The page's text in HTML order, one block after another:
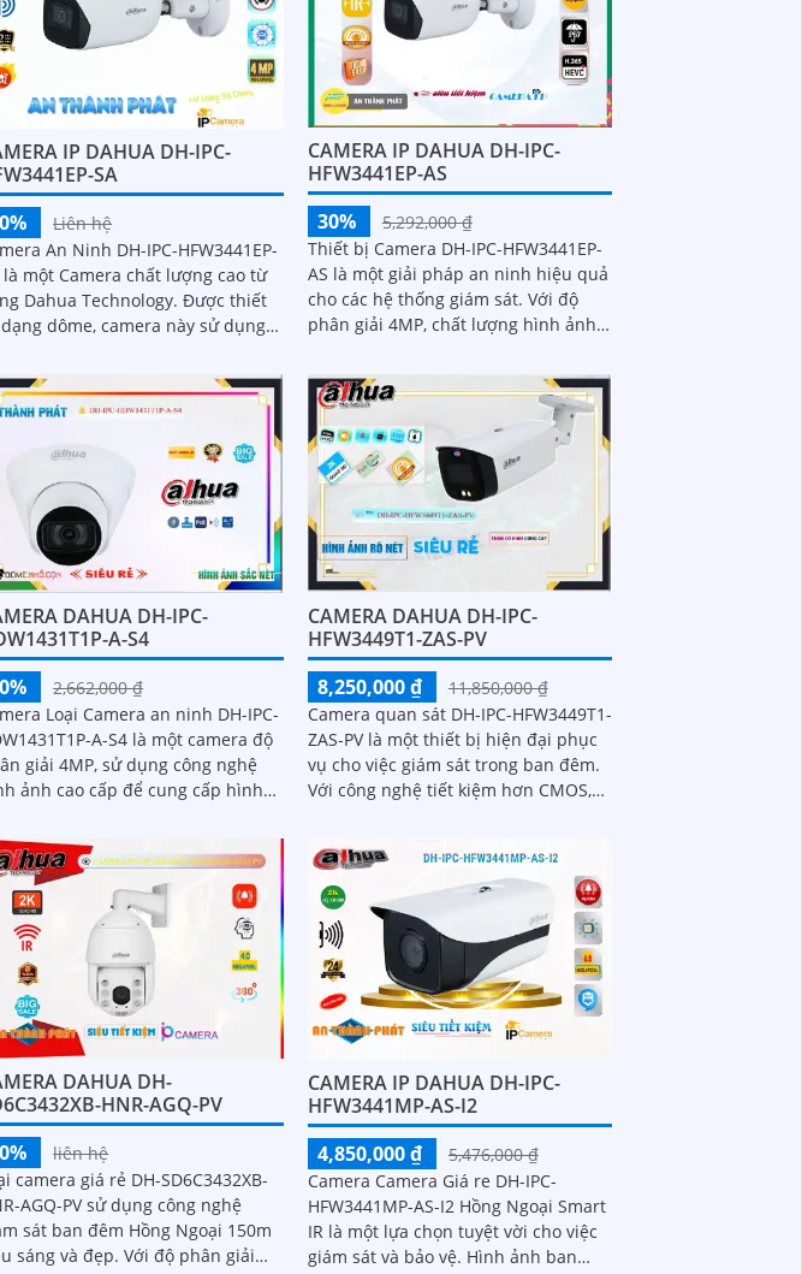
IP DAHUA DH-IPC-
SA
Liên hệ
An Ninh DH-IPC-HFW3441EP-
là một Camera chất lượng cao từ
Dahua Technology. Được thiết
dôme, camera này sử dụng
cấp hình ảnh sắc nét và chất
cao
CAMERA IP DAHUA DH-IPC-
HFW3441EP-AS
30%
5,292,000 ₫
Thiết bị Camera DH-IPC-HFW3441EP-
AS là một giải pháp an ninh hiệu quả
cho các hệ thống giám sát. Với độ
phân giải 4MP, chất lượng hình ảnh
cách chính xác
DAHUA DH-IPC-
A-S4
2,662,000 ₫
Loại Camera an ninh DH-IPC-
A-S4 là một camera độ
giải 4MP, sử dụng công nghệ
ảnh cao cấp để cung cấp hình
CAMERA DAHUA DH-IPC-
HFW3449T1-ZAS-PV
8,250,000 ₫
11,850,000 ₫
Camera quan sát DH-IPC-HFW3449T1-
ZAS-PV là một thiết bị hiện đại phục
vụ cho việc giám sát trong ban đêm.
Với công nghệ tiết kiệm hơn CMOS,
sáng kém
DAHUA DH-
HNR-AGQ-PV
liên hệ
camera giá rẻ DH-SD6C3432XB-
AGQ-PV sử dụng công nghệ
sát ban đêm Hồng Ngoại 150m
và đẹp. Với độ phân giải
CAMERA IP DAHUA DH-IPC-
HFW3441MP-AS-I2
4,850,000 ₫
5,476,000 ₫
Camera Camera Giá re DH-IPC-
HFW3441MP-AS-I2 Hồng Ngoại Smart
IR là một lựa chọn tuyệt vời cho việc
giám sát và bảo vệ. Hình ảnh ban